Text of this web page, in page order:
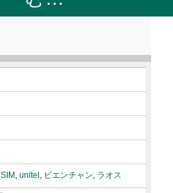
SIM , unitel , ビエンチャン, ラオス